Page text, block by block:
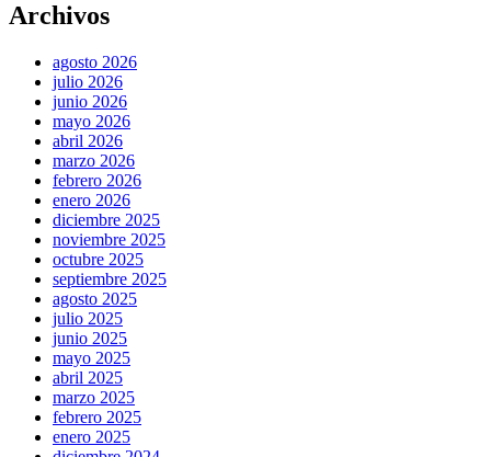
Archivos
agosto 2026
julio 2026
junio 2026
mayo 2026
abril 2026
marzo 2026
febrero 2026
enero 2026
diciembre 2025
noviembre 2025
octubre 2025
septiembre 2025
agosto 2025
julio 2025
junio 2025
mayo 2025
abril 2025
marzo 2025
febrero 2025
enero 2025